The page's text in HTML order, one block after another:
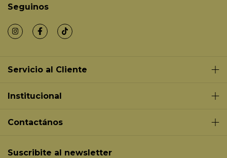
Seguinos
Servicio al Cliente
Institucional
Contactános
Suscribite al newsletter